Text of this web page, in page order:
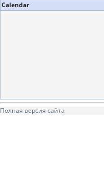
Calendar
Полная версия сайта